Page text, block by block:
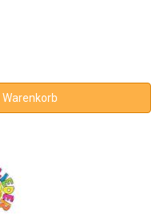
Warenkorb